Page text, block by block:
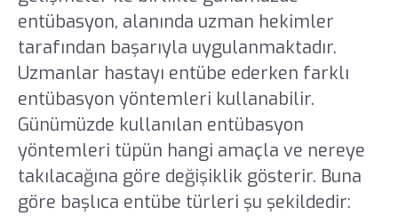
entübasyon, alanında uzman hekimler
tarafından başarıyla uygulanmaktadır.
Uzmanlar hastayı entübe ederken farklı
entübasyon yöntemleri kullanabilir.
Günümüzde kullanılan entübasyon
yöntemleri tüpün hangi amaçla ve nereye
takılacağına göre değişiklik gösterir. Buna
göre başlıca entübe türleri şu şekildedir: